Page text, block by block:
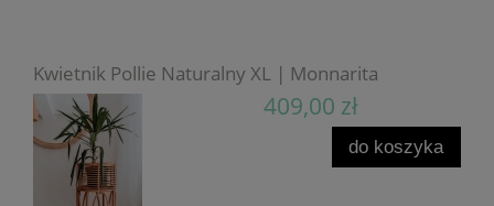
Kwietnik Pollie Naturalny XL | Monnarita
409,00 zł
do koszyka